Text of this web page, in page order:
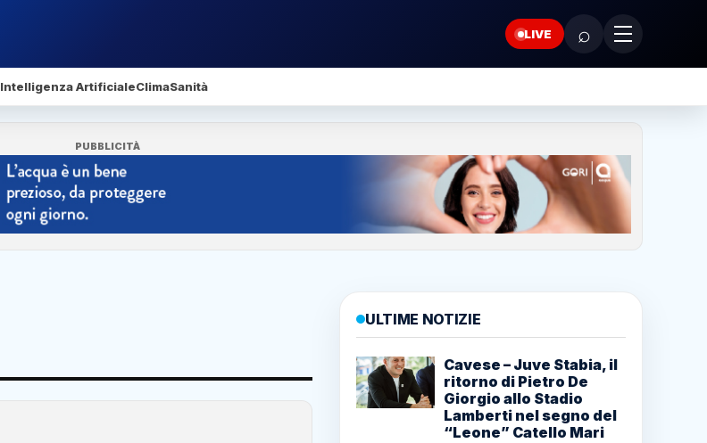
LIVE ⌕
Intelligenza ArtificialeClimaSanità
PUBBLICITÀ
ULTIME NOTIZIE
Cavese – Juve Stabia, il
ritorno di Pietro De
Giorgio allo Stadio
Lamberti nel segno del
“Leone” Catello Mari